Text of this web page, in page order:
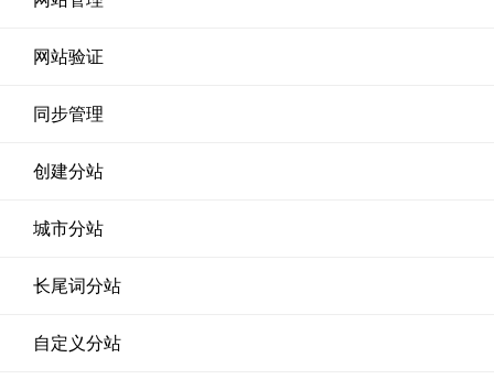
网站验证
同步管理
创建分站
城市分站
长尾词分站
自定义分站